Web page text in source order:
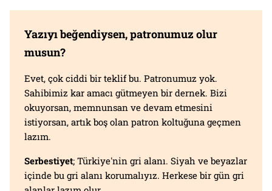
Yazıyı beğendiysen, patronumuz olur
musun?
Evet, çok ciddi bir teklif bu. Patronumuz yok.
Sahibimiz kar amacı gütmeyen bir dernek. Bizi
okuyorsan, memnunsan ve devam etmesini
istiyorsan, artık boş olan patron koltuğuna geçmen
lazım.
Serbestiyet; Türkiye'nin gri alanı. Siyah ve beyazlar
içinde bu gri alanı korumalıyız. Herkese bir gün gri